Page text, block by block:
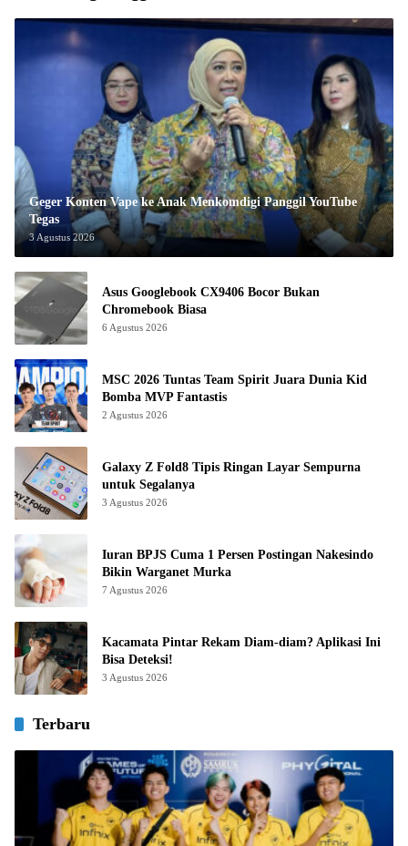
Geger Konten Vape ke Anak Menkomdigi Panggil YouTube
Tegas
3 Agustus 2026
Asus Googlebook CX9406 Bocor Bukan
Chromebook Biasa
6 Agustus 2026
MSC 2026 Tuntas Team Spirit Juara Dunia Kid
Bomba MVP Fantastis
2 Agustus 2026
Galaxy Z Fold8 Tipis Ringan Layar Sempurna
untuk Segalanya
3 Agustus 2026
Iuran BPJS Cuma 1 Persen Postingan Nakesindo
Bikin Warganet Murka
7 Agustus 2026
Kacamata Pintar Rekam Diam-diam? Aplikasi Ini
Bisa Deteksi!
3 Agustus 2026
Terbaru